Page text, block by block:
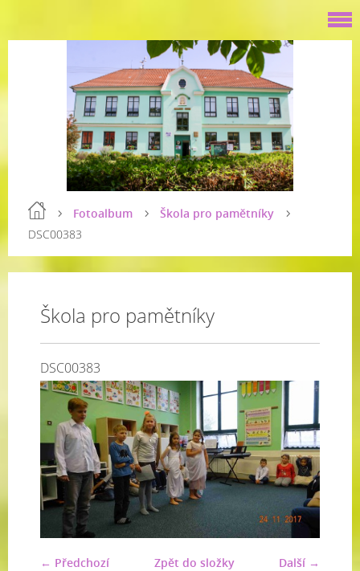
Fotoalbum
Škola pro pamětníky
DSC00383
Škola pro pamětníky
DSC00383
← Předchozí Další →
Zpět do složky